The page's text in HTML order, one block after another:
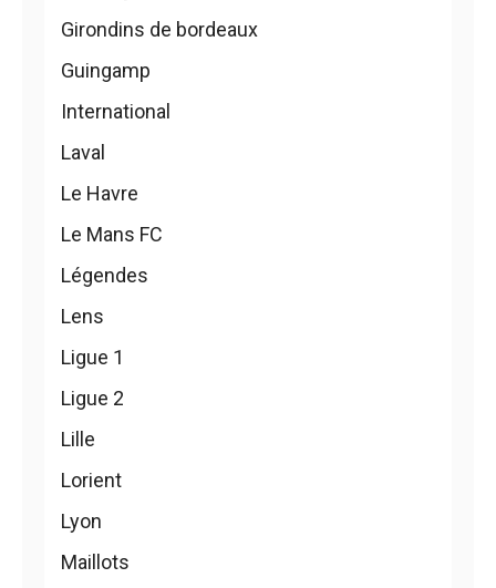
Girondins de bordeaux
Guingamp
International
Laval
Le Havre
Le Mans FC
Légendes
Lens
Ligue 1
Ligue 2
Lille
Lorient
Lyon
Maillots